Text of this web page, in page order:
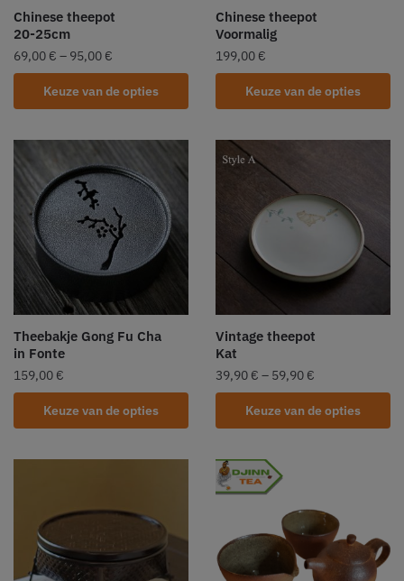
Chinese theepot
20-25cm
69,00 € – 95,00 €
Keuze van de opties
Chinese theepot
Voormalig
199,00 €
Keuze van de opties
Theebakje Gong Fu Cha
in Fonte
159,00 €
Keuze van de opties
Vintage theepot
Kat
39,90 € – 59,90 €
Keuze van de opties